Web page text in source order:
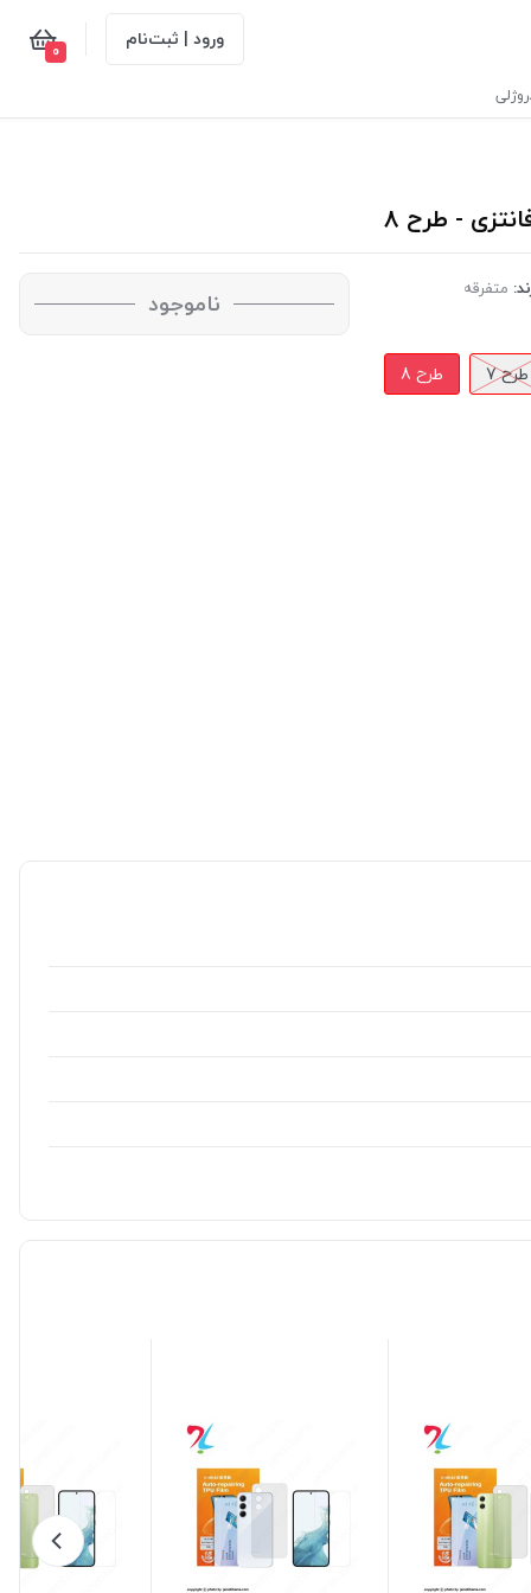
ورود | ثبت‌نام 0
متفرقه
طرح 7
طرح 8
ناموجود